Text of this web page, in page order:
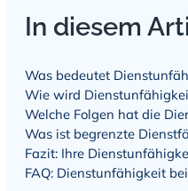
In diesem
Was bedeutet
Wie wird
Welche Folgen hat die
Was ist begrenzte
Fazit: Ihre
FAQ: Dienstunfähigkeit